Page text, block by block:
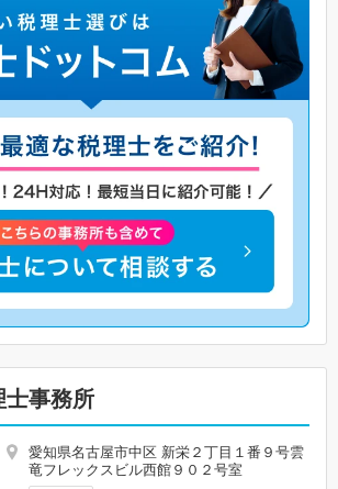
士事務所
愛知県名古屋市中区 新栄２丁目１番９号雲
竜フレックスビル西館９０２号室